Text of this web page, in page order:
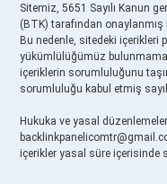
Sitemiz, 5651 Sayılı Kanun
(BTK) tarafından onaylanmış
Bu nedenle, sitedeki içerikleri
yükümlülüğümüz
içeriklerin sorumluluğunu
sorumluluğu kabul etmiş
Hukuka ve yasal
içerikler yasal süre içerisinde